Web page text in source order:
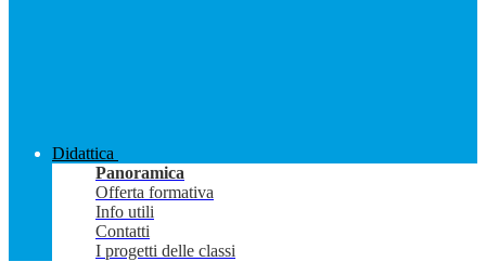
Didattica
Panoramica
Offerta formativa
Info utili
Contatti
I progetti delle classi